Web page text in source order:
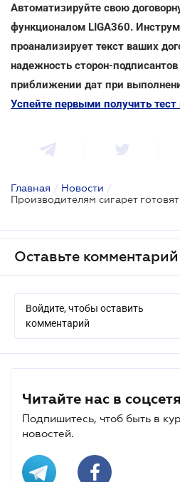
Автоматизируйте свою
функционалом LIGA360.
проанализирует текст ваших
надежность сторон-
приближении дат при
Успейте первыми получить
Главная / Новости /
Оставьте комментарий
Войдите, чтобы оставить
комментарий
Читайте нас в
Подпишитесь, чтоб быть в
новостей.